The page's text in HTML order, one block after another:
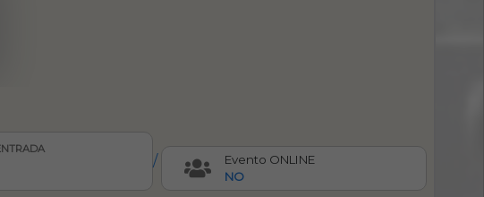
/
Evento ONLINE
NO